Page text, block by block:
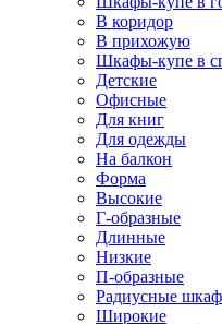
В коридор
В прихожую
Шкафы-купе в
Детские
Офисные
Для книг
Для одежды
На балкон
Форма
Высокие
Г-образные
Длинные
Низкие
П-образные
Радиусные
Широкие